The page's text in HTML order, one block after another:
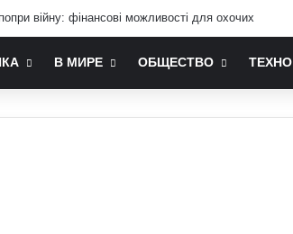
війну: фінансові можливості для охочих
В МИРЕ ОБЩЕСТВО ТЕХНО